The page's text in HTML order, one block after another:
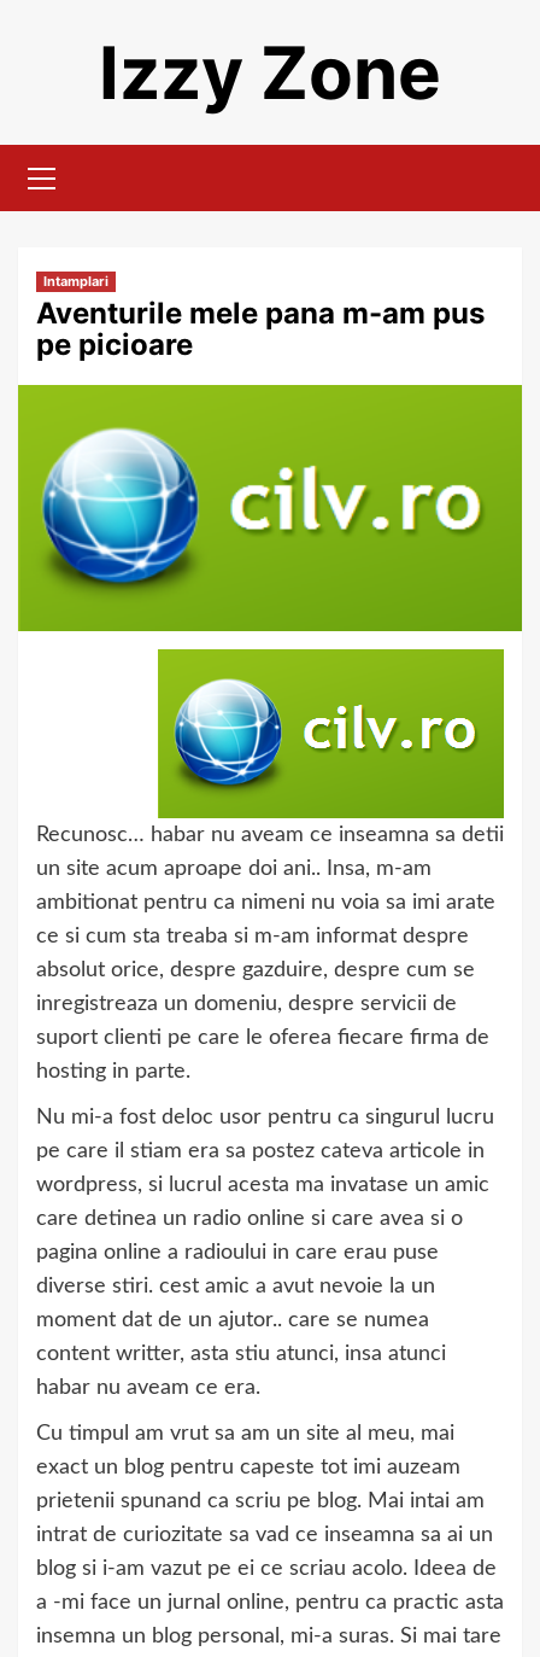
Izzy Zone
Menu
Intamplari
Aventurile mele pana m-am pus
pe picioare
Recunosc… habar nu aveam ce inseamna sa detii
un site acum aproape doi ani.. Insa, m-am
ambitionat pentru ca nimeni nu voia sa imi arate
ce si cum sta treaba si m-am informat despre
absolut orice, despre gazduire, despre cum se
inregistreaza un domeniu, despre servicii de
suport clienti pe care le oferea fiecare firma de
hosting in parte.
Nu mi-a fost deloc usor pentru ca singurul lucru
pe care il stiam era sa postez cateva articole in
wordpress, si lucrul acesta ma invatase un amic
care detinea un radio online si care avea si o
pagina online a radioului in care erau puse
diverse stiri. cest amic a avut nevoie la un
moment dat de un ajutor.. care se numea
content writter, asta stiu atunci, insa atunci
habar nu aveam ce era.
Cu timpul am vrut sa am un site al meu, mai
exact un blog pentru capeste tot imi auzeam
prietenii spunand ca scriu pe blog. Mai intai am
intrat de curiozitate sa vad ce inseamna sa ai un
blog si i-am vazut pe ei ce scriau acolo. Ideea de
a -mi face un jurnal online, pentru ca practic asta
insemna un blog personal, mi-a suras. Si mai tare